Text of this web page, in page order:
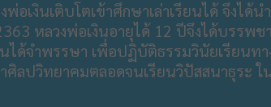
เงินเติบโตเข้าศึกษาเล่าเรียนได้ จึงได้นำ
หลวงพ่อเงินอายุได้ 12 ปีจึงได้บรรพ
ด้จำพรรษา เพื่อปฏิบัติธรรมวินัยเรียนท
ปวิทยาคมตลอดจนเรียนวิปัสสนาธุระ